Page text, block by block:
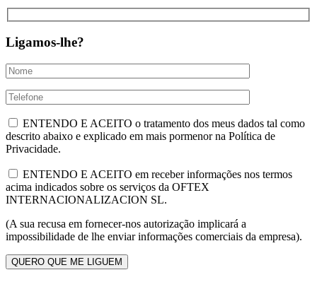
Ligamos-lhe?
ENTENDO E ACEITO o tratamento dos meus dados tal como
descrito abaixo e explicado em mais pormenor na Política de
Privacidade.
ENTENDO E ACEITO em receber informações nos termos
acima indicados sobre os serviços da OFTEX
INTERNACIONALIZACION SL.
(A sua recusa em fornecer-nos autorização implicará a
impossibilidade de lhe enviar informações comerciais da empresa).